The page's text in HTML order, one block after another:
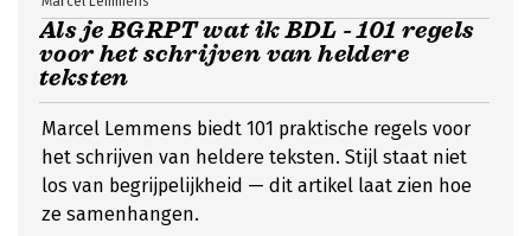
Als je BGRPT wat ik BDL - 101 regels
voor het schrijven van heldere
teksten
Marcel Lemmens biedt 101 praktische regels voor
het schrijven van heldere teksten. Stijl staat niet
los van begrijpelijkheid — dit artikel laat zien hoe
ze samenhangen.